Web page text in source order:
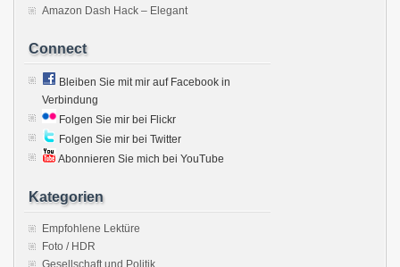
Amazon Dash Hack – Elegant
Connect
Bleiben Sie mit mir auf Facebook in
Verbindung
Folgen Sie mir bei Flickr
Folgen Sie mir bei Twitter
Abonnieren Sie mich bei YouTube
Kategorien
Empfohlene Lektüre
Foto / HDR
Gesellschaft und Politik